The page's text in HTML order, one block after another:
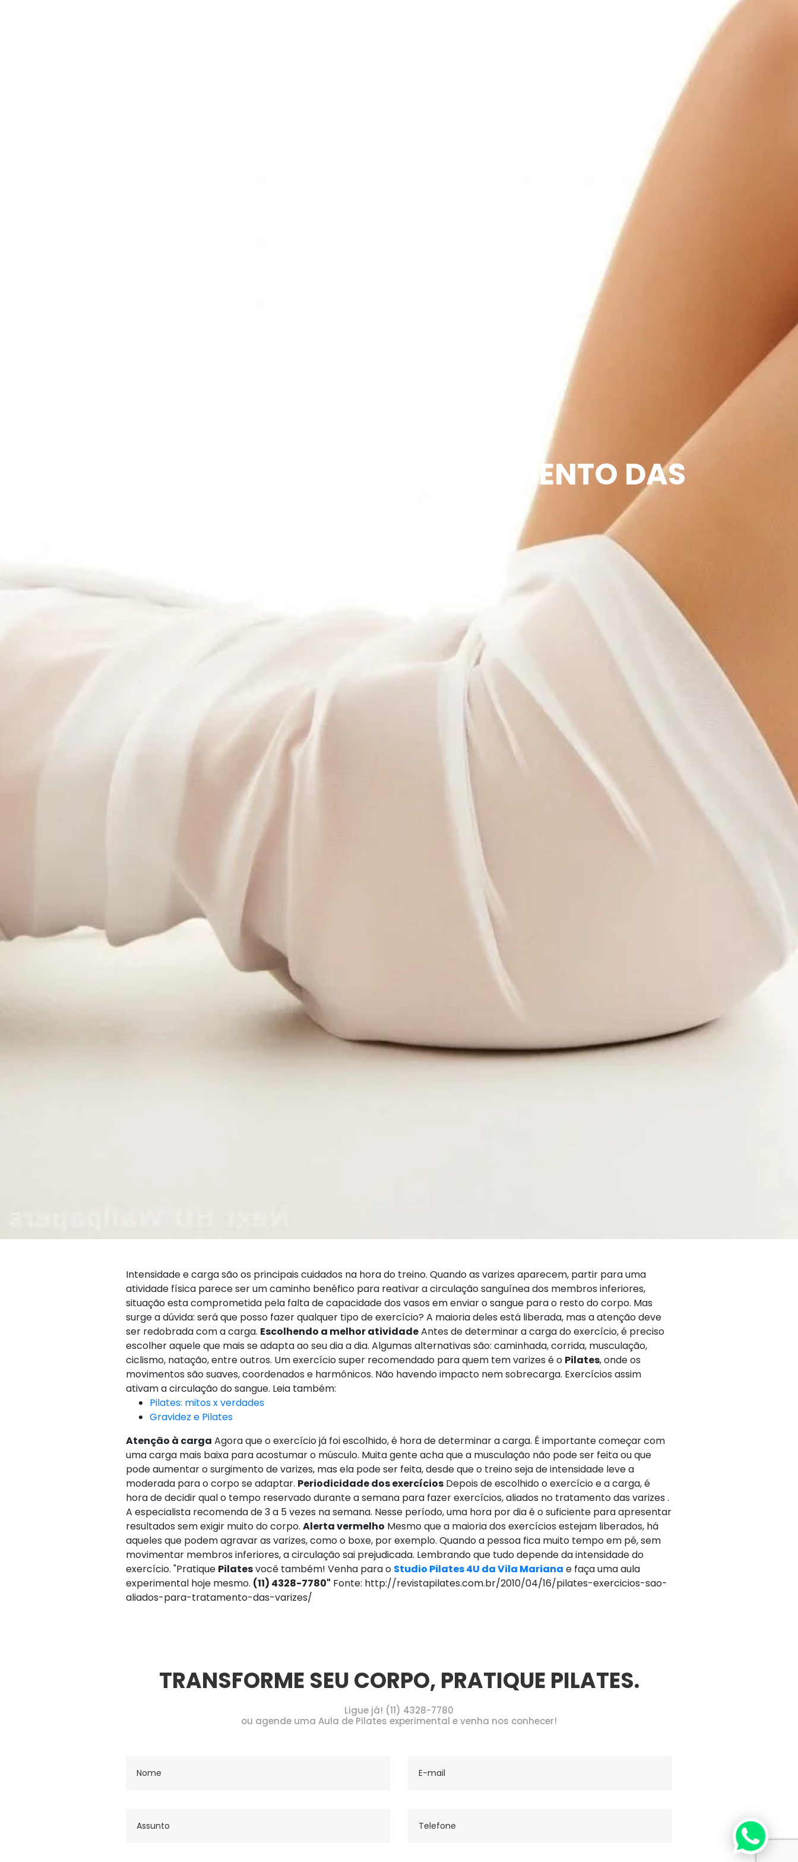
PILATES: ALIADO NO TRATAMENTO DAS
Intensidade e carga são os principais cuidados na hora do treino. Quando as varizes aparecem, partir para uma
atividade física parece ser um caminho benéfico para reativar a circulação sanguínea dos membros inferiores,
situação esta comprometida pela falta de capacidade dos vasos em enviar o sangue para o resto do corpo. Mas
surge a dúvida: será que posso fazer qualquer tipo de exercício? A maioria deles está liberada, mas a atenção deve
ser redobrada com a carga. Escolhendo a melhor atividadeAntes de determinar a carga do exercício, é preciso
escolher aquele que mais se adapta ao seu dia a dia. Algumas alternativas são: caminhada, corrida, musculação,
ciclismo, natação, entre outros. Um exercício super recomendado para quem tem varizes é o Pilates, onde os
movimentos são suaves, coordenados e harmônicos. Não havendo impacto nem sobrecarga. Exercícios assim
ativam a circulação do sangue. Leia também:
Pilates: mitos x verdades
Gravidez e Pilates
Atenção à carga Agora que o exercício já foi escolhido, é hora de determinar a carga. É importante começar com
uma carga mais baixa para acostumar o músculo. Muita gente acha que a musculação não pode ser feita ou que
pode aumentar o surgimento de varizes, mas ela pode ser feita, desde que o treino seja de intensidade leve a
moderada para o corpo se adaptar. Periodicidade dos exercícios Depois de escolhido o exercício e a carga, é
hora de decidir qual o tempo reservado durante a semana para fazer exercícios, aliados no tratamento das varizes .
A especialista recomenda de 3 a 5 vezes na semana. Nesse período, uma hora por dia é o suficiente para apresentar
resultados sem exigir muito do corpo. Alerta vermelho Mesmo que a maioria dos exercícios estejam liberados, há
aqueles que podem agravar as varizes, como o boxe, por exemplo. Quando a pessoa fica muito tempo em pé, sem
movimentar membros inferiores, a circulação sai prejudicada. Lembrando que tudo depende da intensidade do
exercício. "Pratique Pilatesvocê também! Venha para o Studio Pilates 4U da Vila Mariana e faça uma aula
experimental hoje mesmo. (11) 4328-7780" Fonte: http://revistapilates.com.br/2010/04/16/pilates-exercicios-sao-
aliados-para-tratamento-das-varizes/
TRANSFORME SEU CORPO, PRATIQUE PILATES.
Ligue já! (11) 4328-7780
ou agende uma Aula de Pilates experimental e venha nos conhecer!